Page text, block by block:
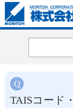
TAISコード